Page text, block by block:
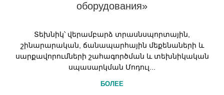
оборудования»
Տեխնիկ՝ վերամբարձ տրասնսպորտային,
շինարարական, ճանապարհային մեքենաների և
սարքավորումների շահագործման և տեխնիկական
սպասարկման Մոդուլ...
БОЛЕЕ